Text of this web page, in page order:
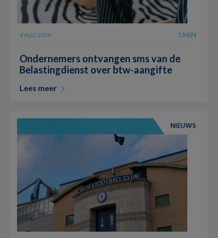
4 AUG 2026 3 MIN
Ondernemers ontvangen sms van de
Belastingdienst over btw-aangifte
Lees meer
NIEUWS